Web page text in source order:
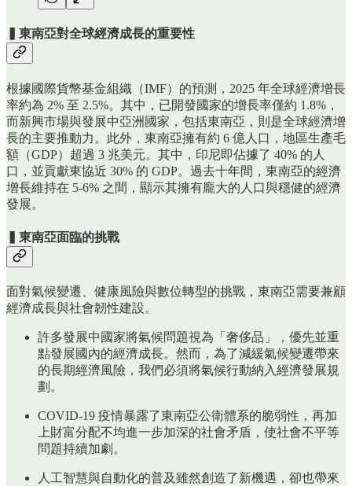
▍東南亞對全球經濟成長的重要性
根據國際貨幣基金組織（IMF）的預測，2025 年全球經濟增長
率約為 2% 至 2.5%。其中，已開發國家的增長率僅約 1.8%，
而新興市場與發展中亞洲國家，包括東南亞，則是全球經濟增
長的主要推動力。此外，東南亞擁有約 6 億人口，地區生產毛
額（GDP）超過 3 兆美元。其中，印尼即佔據了 40% 的人
口，並貢獻東協近 30% 的 GDP。過去十年間，東南亞的經濟
增長維持在 5-6% 之間，顯示其擁有龐大的人口與穩健的經濟
發展。
▍東南亞面臨的挑戰
面對氣候變遷、健康風險與數位轉型的挑戰，東南亞需要兼顧
經濟成長與社會韌性建設。
許多發展中國家將氣候問題視為「奢侈品」，優先並重
點發展國內的經濟成長。然而，為了減緩氣候變遷帶來
的長期經濟風險，我們必須將氣候行動納入經濟發展規
劃。
COVID-19 疫情暴露了東南亞公衛體系的脆弱性，再加
上財富分配不均進一步加深的社會矛盾，使社會不平等
問題持續加劇。
人工智慧與自動化的普及雖然創造了新機遇，卻也帶來